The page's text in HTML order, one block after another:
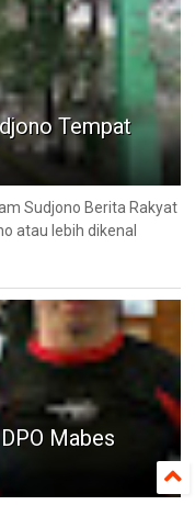
Tempat
Sudjono Berita Rakyat
atau lebih dikenal
Mabes